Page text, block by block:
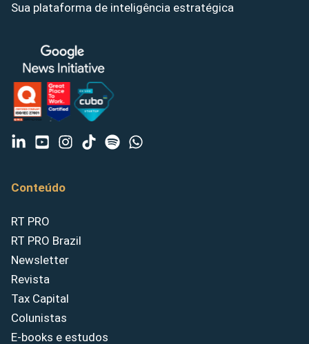
Sua plataforma de inteligência estratégica
Conteúdo
RT PRO
RT PRO Brazil
Newsletter
Revista
Tax Capital
Colunistas
E-books e estudos